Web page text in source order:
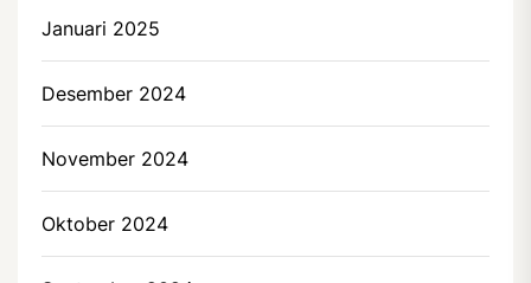
Januari 2025
Desember 2024
November 2024
Oktober 2024